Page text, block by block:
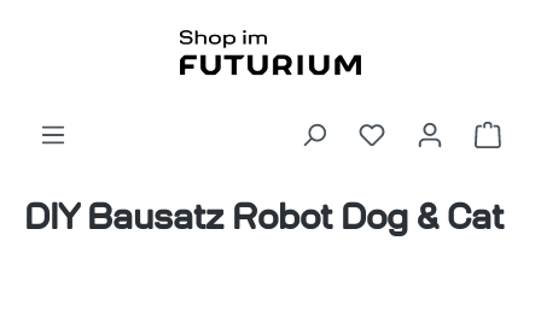
DIY Bausatz Robot Dog & Cat